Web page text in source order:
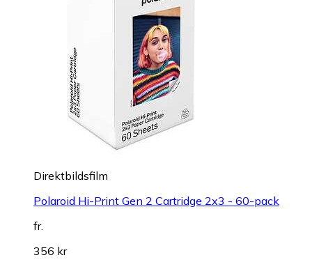
Direktbildsfilm
Polaroid Hi-Print Gen 2 Cartridge 2x3 - 60-pack
fr.
356 kr